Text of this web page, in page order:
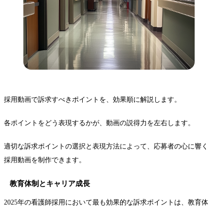
採用動画で訴求すべきポイントを、効果順に解説します。
各ポイントをどう表現するかが、動画の説得力を左右します。
適切な訴求ポイントの選択と表現方法によって、応募者の心に響く
採用動画を制作できます。
教育体制とキャリア成長
2025年の看護師採用において最も効果的な訴求ポイントは、教育体